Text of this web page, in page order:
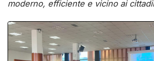
moderno, efficiente e vicino ai